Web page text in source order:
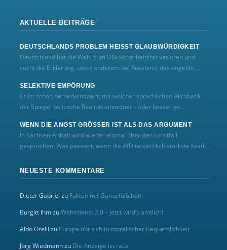
AKTUELLE BEITRÄGE
DEUTSCHLANDS PROBLEM HEISST GLAUBWÜRDIGKEIT
Deutschland hat die Wahl zum UN‑Sicherheitsrat verloren und
sucht die Erklärung, unter anderem bei Russland, das angeblic...
SELEKTIVE EMPÖRUNG
Es ist schon bemerkenswert, mit welcher sprachlichen Akrobatik
der Spiegel politische Realität einordnet – oder besser ge...
WENN DIE ANGST GRÖSSER IST ALS DAS ARGUMENT
In Sachsen-Anhalt wird wieder einmal über den Ernstfall
gesprochen: Was passiert, wenn die AfD tatsächlich stärkste Kraft...
NEUESTE KOMMENTARE
Dieter Gabriel zu Fakten mit Gänsefüßchen
Burgitt IhmzuWehrdienst 2.0 – Jetzt wird’s amtlich!
Aldo Orelli zu Europa übt sich in moralischer Bequemlichkeit
Jörg Wiedmannzu Die Anzeige ist raus